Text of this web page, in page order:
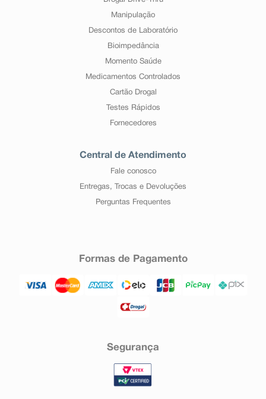
Manipulação
Descontos de Laboratório
Bioimpedância
Momento Saúde
Medicamentos Controlados
Cartão Drogal
Testes Rápidos
Fornecedores
Central de Atendimento
Fale conosco
Entregas, Trocas e Devoluções
Perguntas Frequentes
Formas de Pagamento
Segurança